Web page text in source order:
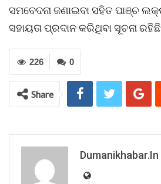
ସମବେଦନା ଜଣାଇବା ସହିତ ପାଞ୍ଚ
ସହାୟତା ପ୍ରଦାନ କରିଥିବା ସୂଚନା ରହିଛି
0
226
Share
Dumanikhabar.in